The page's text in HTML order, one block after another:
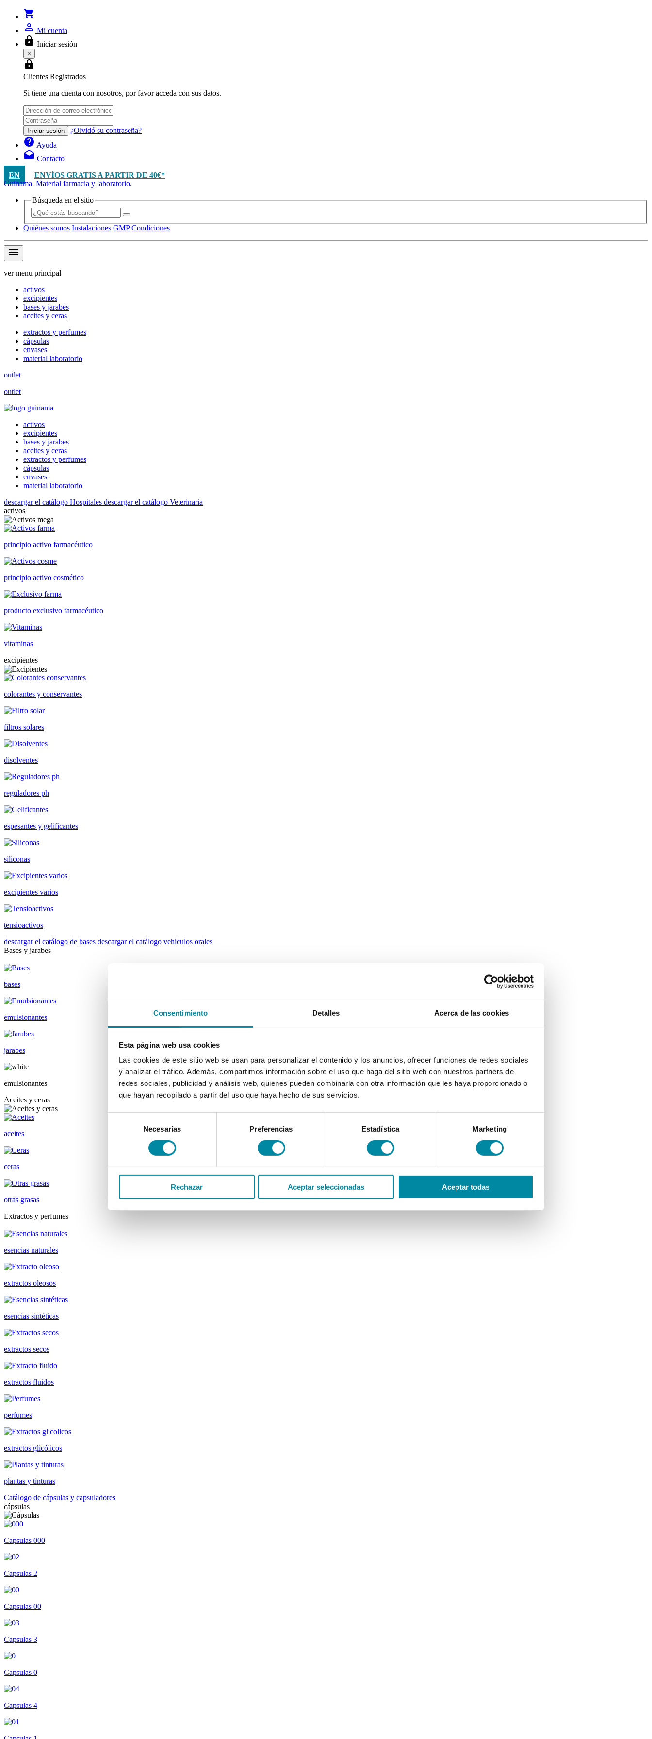
Consentimiento Detalles Acerca de las cookies
Esta página web usa cookies
Las cookies de este sitio web se usan para personalizar el contenido y los anuncios, ofrecer funciones de redes sociales
y analizar el tráfico. Además, compartimos información sobre el uso que haga del sitio web con nuestros partners de
redes sociales, publicidad y análisis web, quienes pueden combinarla con otra información que les haya proporcionado o
que hayan recopilado a partir del uso que haya hecho de sus servicios.
consentimiento
Necesarias Preferencias Estadística Marketing
Rechazar Aceptar seleccionadas Aceptar todas
shopping_cart
person_outline Mi cuenta
lock Iniciar sesión
×
lock
Clientes Registrados
Si tiene una cuenta con nosotros, por favor acceda con sus datos.
Iniciar sesión ¿Olvidó su contraseña?
help Ayuda
drafts Contacto
EN
ENVÍOS GRATIS A PARTIR DE 40€*
Guinama. Material farmacia y laboratorio.
Búsqueda en el sitio
Quiénes somos Instalaciones GMP Condiciones
menu
ver menu principal
activos
excipientes
bases y jarabes
aceites y ceras
extractos y perfumes
cápsulas
envases
material laboratorio
outlet
outlet
activos
excipientes
bases y jarabes
aceites y ceras
extractos y perfumes
cápsulas
envases
material laboratorio
descargar el catálogo Hospitales descargar el catálogo Veterinaria
activos
principio activo farmacéutico
principio activo cosmético
producto exclusivo farmacéutico
vitaminas
excipientes
colorantes y conservantes
filtros solares
disolventes
reguladores ph
espesantes y gelificantes
siliconas
excipientes varios
tensioactivos
descargar el catálogo de bases descargar el catálogo vehiculos orales
Bases y jarabes
bases
emulsionantes
jarabes
emulsionantes
Aceites y ceras
aceites
ceras
otras grasas
Extractos y perfumes
esencias naturales
extractos oleosos
esencias sintéticas
extractos secos
extractos fluidos
perfumes
extractos glicólicos
plantas y tinturas
Catálogo de cápsulas y capsuladores
cápsulas
Capsulas 000
Capsulas 2
Capsulas 00
Capsulas 3
Capsulas 0
Capsulas 4